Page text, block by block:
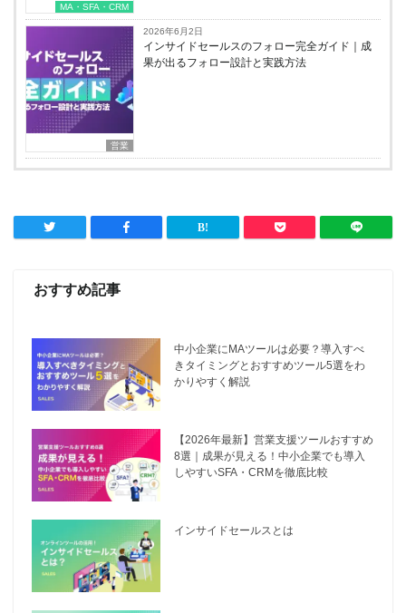
MA・SFA・CRM
営業
2026年6月2日
インサイドセールスのフォロー完全ガイド｜成
果が出るフォロー設計と実践方法
おすすめ記事
中小企業にMAツールは必要？導入すべ
きタイミングとおすすめツール5選をわ
かりやすく解説
【2026年最新】営業支援ツールおすすめ
8選｜成果が見える！中小企業でも導入
しやすいSFA・CRMを徹底比較
インサイドセールスとは